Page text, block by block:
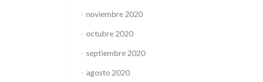
noviembre 2020
octubre 2020
septiembre 2020
agosto 2020